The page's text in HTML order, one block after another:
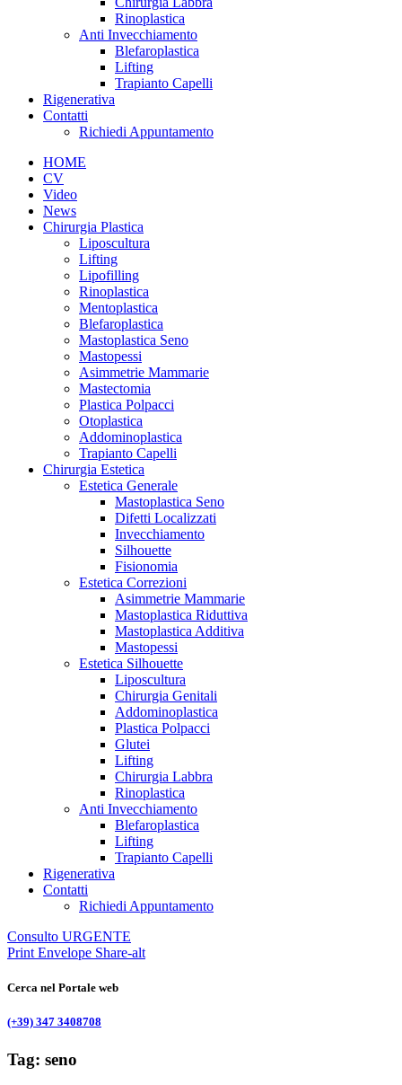
Rinoplastica
Anti Invecchiamento
Blefaroplastica
Lifting
Trapianto Capelli
Rigenerativa
Contatti
Richiedi Appuntamento
HOME
CV
Video
News
Chirurgia Plastica
Liposcultura
Lifting
Lipofilling
Rinoplastica
Mentoplastica
Blefaroplastica
Mastoplastica Seno
Mastopessi
Asimmetrie Mammarie
Mastectomia
Plastica Polpacci
Otoplastica
Addominoplastica
Trapianto Capelli
Chirurgia Estetica
Estetica Generale
Mastoplastica Seno
Difetti Localizzati
Invecchiamento
Silhouette
Fisionomia
Estetica Correzioni
Asimmetrie Mammarie
Mastoplastica Riduttiva
Mastoplastica Additiva
Mastopessi
Estetica Silhouette
Liposcultura
Chirurgia Genitali
Addominoplastica
Plastica Polpacci
Glutei
Lifting
Chirurgia Labbra
Rinoplastica
Anti Invecchiamento
Blefaroplastica
Lifting
Trapianto Capelli
Rigenerativa
Contatti
Richiedi Appuntamento
Consulto URGENTE
Print Envelope Share-alt
Cerca nel Portale web
(+39) 347 3408708
Tag: seno